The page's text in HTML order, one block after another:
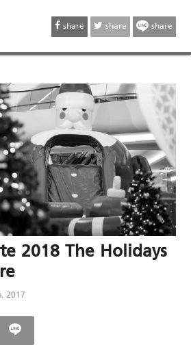
share share share
2018 The Holidays
2017